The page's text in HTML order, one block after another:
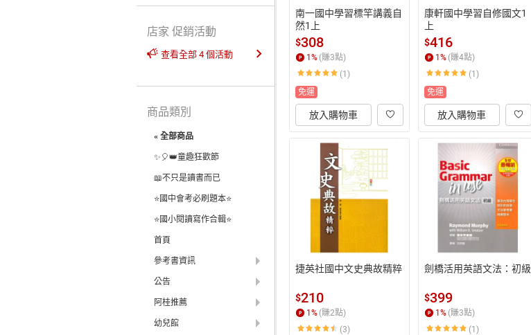
南一國中學習標竿講義自
然1上
$308
1% (賺3點)
(1)
免運
放入購物車
康軒國中學習自修國文1
上
$416
1% (賺4點)
(1)
免運
放入購物車
捷英社國中文史典故精粹
$210
1% (賺2點)
(3)
劍橋活用英語文法：初級
$399
1% (賺3點)
(1)
店家 促銷活動
查看全部 4 個活動
商品類別
« 全部商品
✨🎈👑童趣狂歡節
📖不只是讀書而已
⭐國中會考必刷題本⭐
⭐國小閱讀寫作合輯⭐
首頁
參考書資訊
公告
阿桂推薦
幼兒館